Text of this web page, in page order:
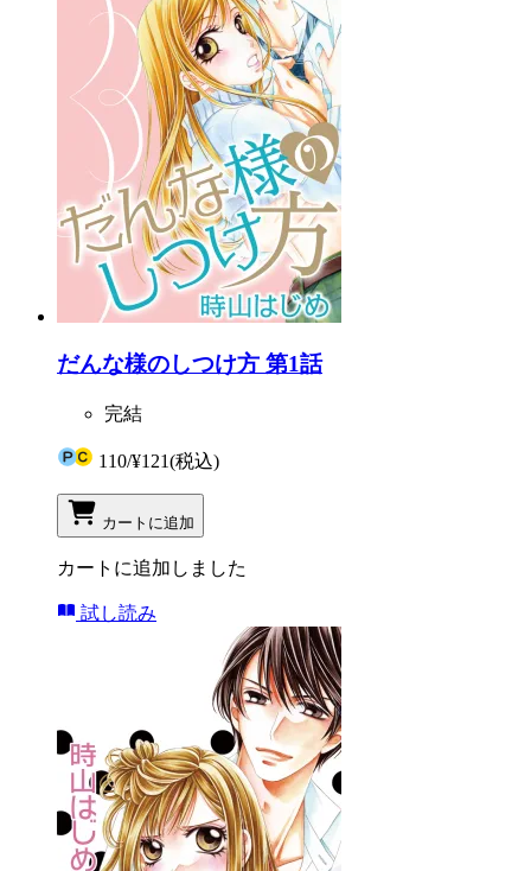
だんな様のしつけ方 第1話
完結
110/¥121(税込)
カートに追加
カートに追加しました
試し読み